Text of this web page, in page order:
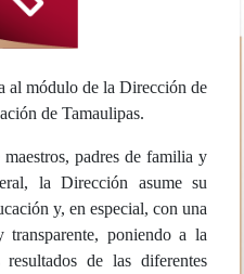
al módulo de la Dirección de
de Tamaulipas.
padres de familia y
la Dirección asume su
y, en especial, con una
poniendo a la
de las diferentes